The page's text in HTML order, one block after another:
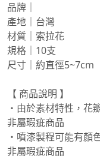
品牌｜
產地｜台灣
材質｜索拉花
規格｜10支
尺寸｜約直徑5~7cm
【 商品說明 】
・由於素材特性，花
非屬瑕疵商品
・噴漆製程可能有顏
非屬瑕疵商品